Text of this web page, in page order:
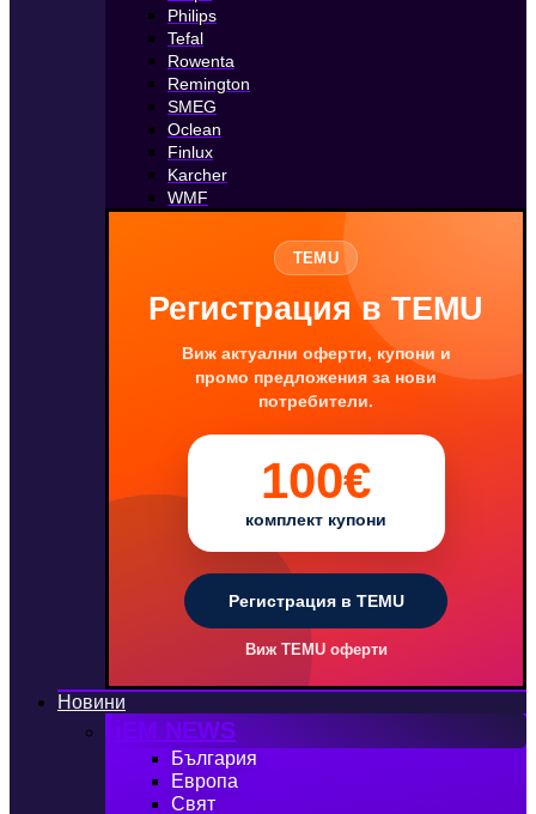
Philips
Tefal
Rowenta
Remington
SMEG
Oclean
Finlux
Karcher
WMF
TEMU
Регистрация в TEMU
Виж актуални оферти, купони и
промо предложения за нови
потребители.
100€
комплект купони
Регистрация в TEMU
Виж TEMU оферти
Новини
iEM NEWS
България
Европа
Свят